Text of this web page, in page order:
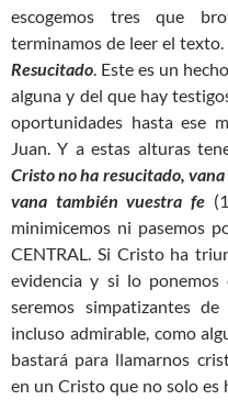
escogemos tres que
terminamos de leer el
Resucitado. Este es un
alguna y del que hay
oportunidades hasta ese
Juan. Y a estas alturas
Cristo no ha resucitado,
vana también vuestra fe
minimicemos ni pasemos
CENTRAL. Si Cristo ha
evidencia y si lo
seremos simpatizantes
incluso admirable, como
bastará para llamarnos
en un Cristo que no solo es